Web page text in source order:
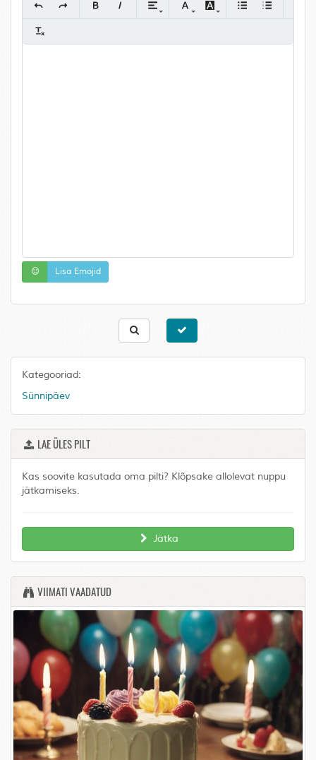
Lisa Emojid
Kategooriad:
Sünnipäev
LAE ÜLES PILT
Kas soovite kasutada oma pilti? Klõpsake allolevat nuppu
jätkamiseks.
Jätka
VIIMATI VAADATUD